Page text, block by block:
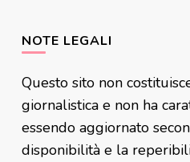
NOTE LEGALI
Questo sito non
giornalistica e non ha
essendo aggiornato
disponibilità e la